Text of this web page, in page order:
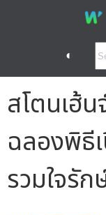
◐
สโตนเฮ้
ฉลองพิธี
รวมใจรั